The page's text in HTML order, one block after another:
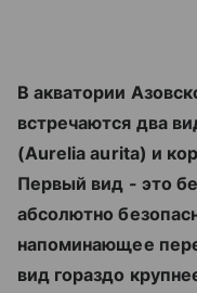
В акватории
встречаются два
(Aurelia aurita) и
Первый вид - это
абсолютно
напоминающее
вид гораздо